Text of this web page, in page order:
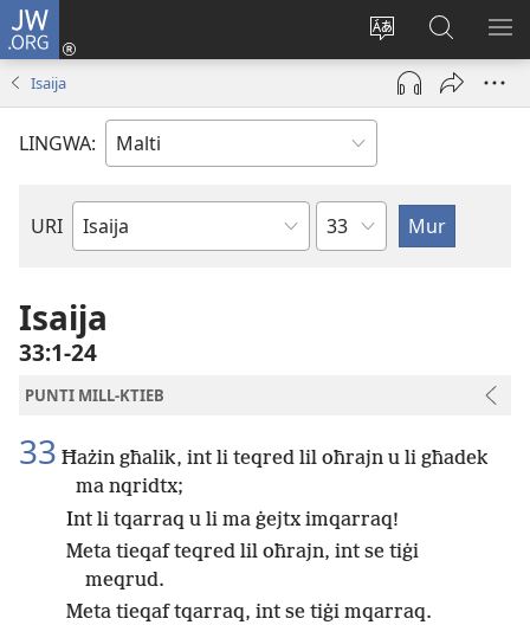
JW.ORG
Biddel
lingwa
Illoggja
(opens
window)
Fittex
f’JW.ORG
Isaija
LINGWA:
URI
Ktieb
Bibbja
Kapitlu
Isaija
33:1-24
PUNTI MILL-KTIEB
33 Ħażin għalik, int li teqred lil oħrajn u li għadek
ma nqridtx;
Int li tqarraq u li ma ġejtx imqarraq!
Meta tieqaf teqred lil oħrajn, int se tiġi
meqrud.
Meta tieqaf tqarraq, int se tiġi mqarraq.